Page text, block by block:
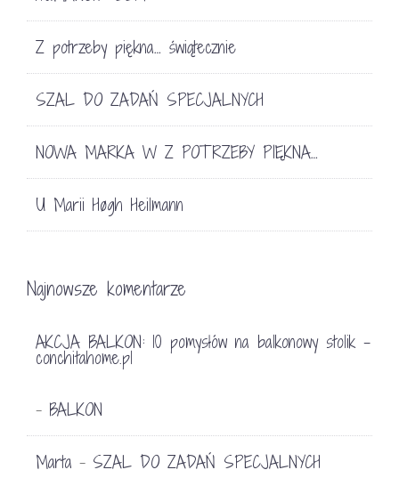
Z potrzeby piękna… świątecznie
SZAL DO ZADAŃ SPECJALNYCH
NOWA MARKA W Z POTRZEBY PIĘKNA…
U Marii Høgh Heilmann
Najnowsze komentarze
AKCJA BALKON: 10 pomysłów na balkonowy stolik -
conchitahome.pl
- BALKON
Marta - SZAL DO ZADAŃ SPECJALNYCH